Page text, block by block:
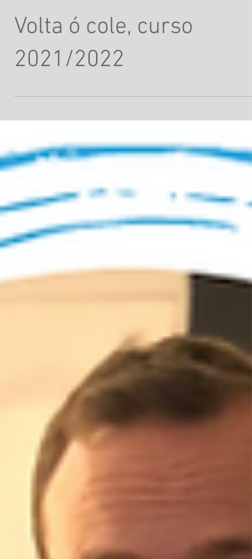
Volta ó cole, curso
2021/2022